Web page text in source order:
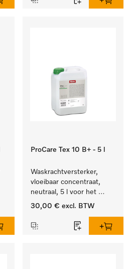
ProCare Tex 10 B+ - 5 l
Waskrachtversterker,
vloeibaar concentraat,
neutraal, 5 l voor het
effectief verwijderen van
30,00 € excl. BTW